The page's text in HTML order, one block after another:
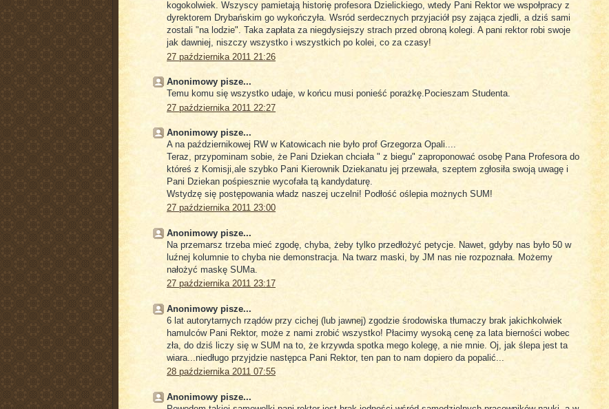
kogokolwiek. Wszyscy pamietają historię profesora Dzielickiego, wtedy Pani Rektor we wspołpracy z
dyrektorem Drybańskim go wykończyła. Wsród serdecznych przyjaciół psy zająca zjedli, a dziś sami
zostali "na lodzie". Taka zapłata za niegdysiejszy strach przed obroną kolegi. A pani rektor robi swoje
jak dawniej, niszczy wszystko i wszystkich po kolei, co za czasy!
27 października 2011 21:26
Anonimowy pisze...
Temu komu się wszystko udaje, w końcu musi ponieść porażkę.Pocieszam Studenta.
27 października 2011 22:27
Anonimowy pisze...
A na październikowej RW w Katowicach nie było prof Grzegorza Opali....
Teraz, przypominam sobie, że Pani Dziekan chciała " z biegu" zaproponować osobę Pana Profesora do
któreś z Komisji,ale szybko Pani Kierownik Dziekanatu jej przewała, szeptem zgłosiła swoją uwagę i
Pani Dziekan pośpiesznie wycofała tą kandydaturę.
Wstydzę się postępowania władz naszej uczelni! Podłość oślepia możnych SUM!
27 października 2011 23:00
Anonimowy pisze...
Na przemarsz trzeba mieć zgodę, chyba, żeby tylko przedłożyć petycje. Nawet, gdyby nas było 50 w
luźnej kolumnie to chyba nie demonstracja. Na twarz maski, by JM nas nie rozpoznała. Możemy
nałożyć maskę SUMa.
27 października 2011 23:17
Anonimowy pisze...
6 lat autorytarnych rządów przy cichej (lub jawnej) zgodzie środowiska tłumaczy brak jakichkolwiek
hamulców Pani Rektor, może z nami zrobić wszystko! Płacimy wysoką cenę za lata bierności wobec
zła, do dziś liczy się w SUM na to, że krzywda spotka mego kolegę, a nie mnie. Oj, jak ślepa jest ta
wiara...niedługo przyjdzie następca Pani Rektor, ten pan to nam dopiero da popalić...
28 października 2011 07:55
Anonimowy pisze...